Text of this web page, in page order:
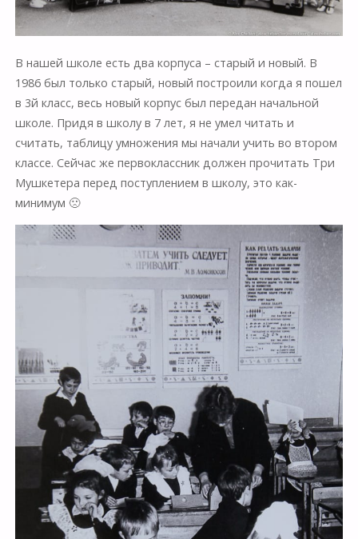
В нашей школе есть два корпуса – старый и новый. В
1986 был только старый, новый построили когда я пошел
в 3й класс, весь новый корпус был передан начальной
школе. Придя в школу в 7 лет, я не умел читать и
считать, таблицу умножения мы начали учить во втором
классе. Сейчас же первоклассник должен прочитать Три
Мушкетера перед поступлением в школу, это как-
минимум 🙁